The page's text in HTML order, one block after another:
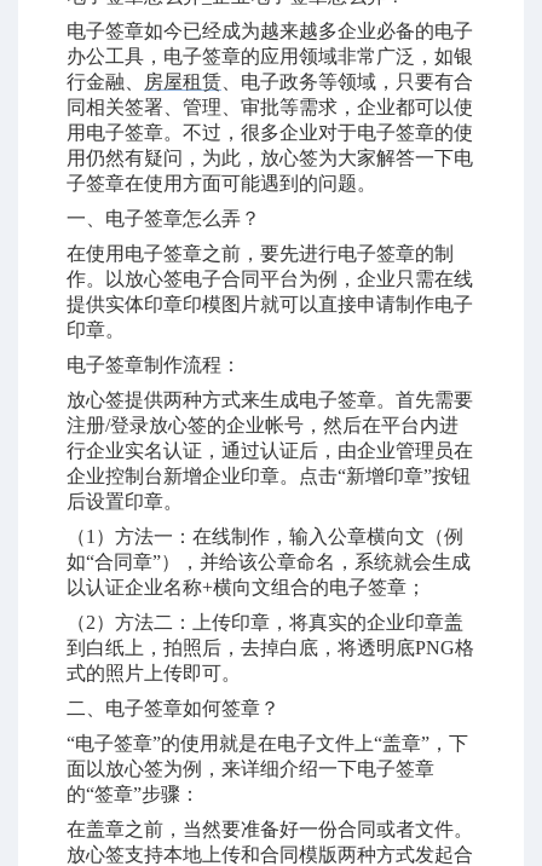
电子签章如今已经成为越来越多企业必备的电子
办公工具，电子签章的应用领域非常广泛，如银
行金融、
房屋租赁 、电子政务等领域，只要有合
同相关签署、管理、审批等需求，企业都可以使
用 电子签章。不过，很多企业对于电子签章的使
用仍然有疑问，为此，放心签为大家解答一下电
子签章在使用方面可能遇到的问题。
一、电子签章怎么弄？
在使用电子签章之前，要先进行电子签章的制
作。以放心签电子合同平台为例，企业只需在线
提供实体印章印模图片就可以直接申请制作电子
印章。
电子签章制作流程：
放心签提供两种方式来生成电子签章。首先需要
注册/登录放心签的企业帐号，然后在平台内进
行企业实名认证，通过认证后，由企业管理员在
企业控制台新增企业印章。点击“新增印章”按钮
后设置印章。
（1）方法一：在线制作，输入公章横向文（例
如“合同章”），并给该公章命名，系统就会生成
以认证企业名称+横向文组合的电子签章；
（2）方法二：上传印章，将真实的企业印章盖
到白纸上，拍照后，去掉白底，将透明底PNG格
式的照片上传即可。
二、电子签章如何签章？
“电子签章”的使用就是在电子文件上“盖章”，下
面以放心签为例，来详细介绍一下电子签章
的“签章”步骤：
在盖章之前，当然要准备好一份合同或者文件。
放心签支持本地上传和合同模版两种方式发起合